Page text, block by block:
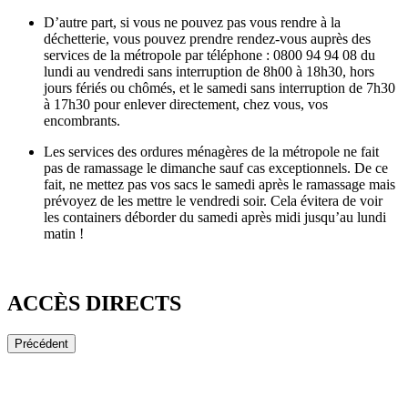
D’autre part, si vous ne pouvez pas vous rendre à la
déchetterie, vous pouvez prendre rendez-vous auprès des
services de la métropole par téléphone : 0800 94 94 08 du
lundi au vendredi sans interruption de 8h00 à 18h30, hors
jours fériés ou chômés, et le samedi sans interruption de 7h30
à 17h30 pour enlever directement, chez vous, vos
encombrants.
Les services des ordures ménagères de la métropole ne fait
pas de ramassage le dimanche sauf cas exceptionnels. De ce
fait, ne mettez pas vos sacs le samedi après le ramassage mais
prévoyez de les mettre le vendredi soir. Cela évitera de voir
les containers déborder du samedi après midi jusqu’au lundi
matin !
ACCÈS DIRECTS
Précédent